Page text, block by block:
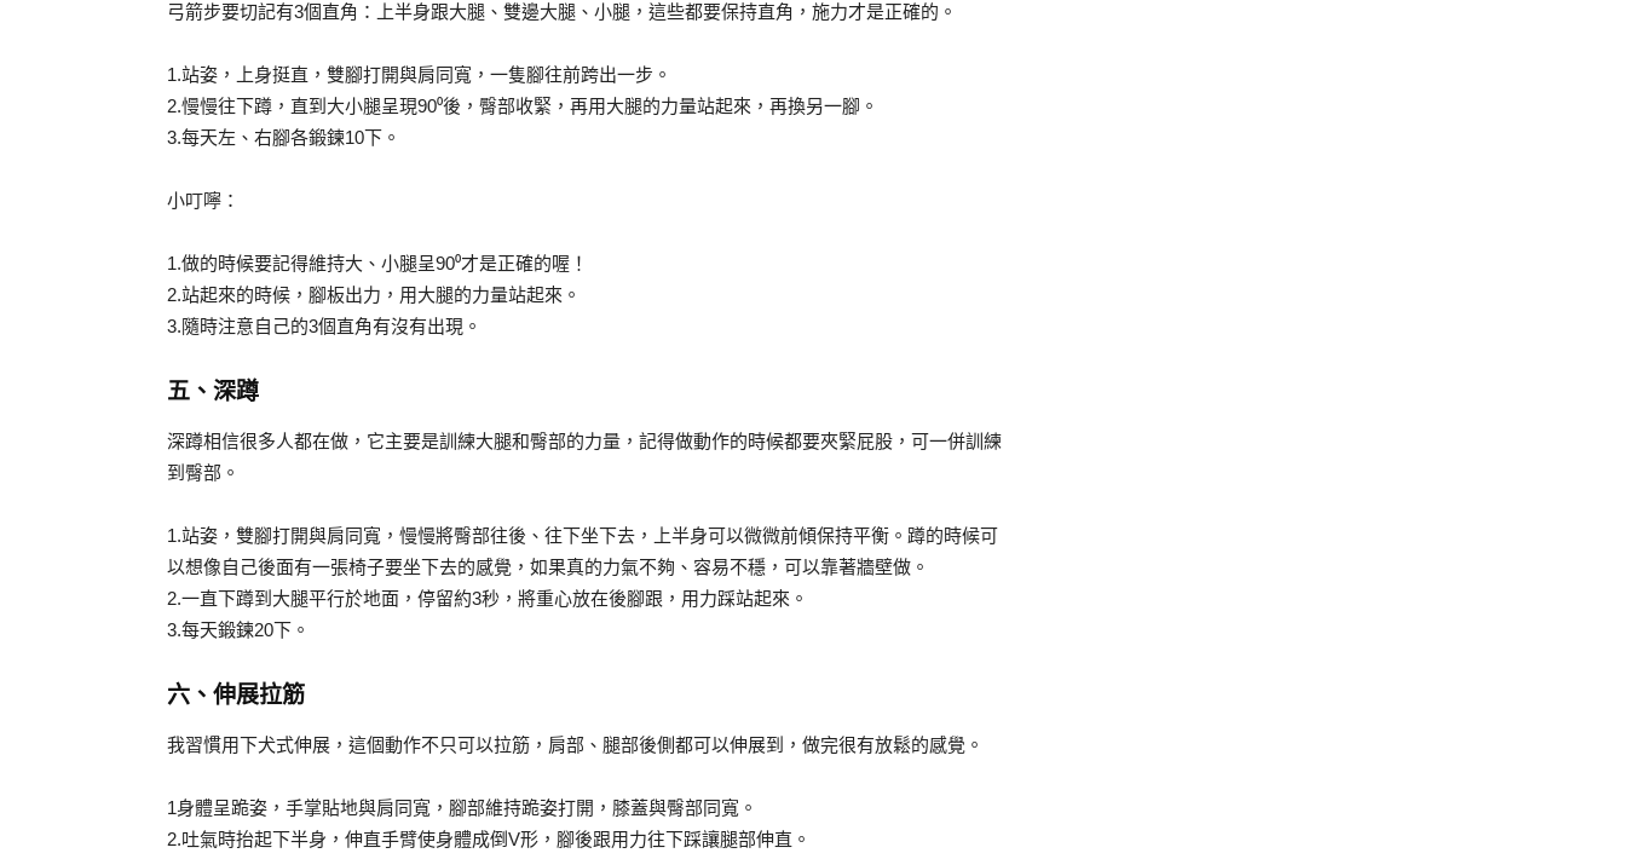
弓箭步要切記有3個直角：上半身跟大腿、雙邊大腿、小腿，這些都要保持直角，施力才是正確的。
1.站姿，上身挺直，雙腳打開與肩同寬，一隻腳往前跨出一步。
2.慢慢往下蹲，直到大小腿呈現90⁰後，臀部收緊，再用大腿的力量站起來，再換另一腳。
3.每天左、右腳各鍛鍊10下。
小叮嚀：
1.做的時候要記得維持大、小腿呈90⁰才是正確的喔！
2.站起來的時候，腳板出力，用大腿的力量站起來。
3.隨時注意自己的3個直角有沒有出現。
五、深蹲
深蹲相信很多人都在做，它主要是訓練大腿和臀部的力量，記得做動作的時候都要夾緊屁股，可一併訓練
到臀部。
1.站姿，雙腳打開與肩同寬，慢慢將臀部往後、往下坐下去，上半身可以微微前傾保持平衡。蹲的時候可
以想像自己後面有一張椅子要坐下去的感覺，如果真的力氣不夠、容易不穩，可以靠著牆壁做。
2.一直下蹲到大腿平行於地面，停留約3秒，將重心放在後腳跟，用力踩站起來。
3.每天鍛鍊20下。
六、伸展拉筋
我習慣用下犬式伸展，這個動作不只可以拉筋，肩部、腿部後側都可以伸展到，做完很有放鬆的感覺。
1身體呈跪姿，手掌貼地與肩同寬，腳部維持跪姿打開，膝蓋與臀部同寬。
2.吐氣時抬起下半身，伸直手臂使身體成倒V形，腳後跟用力往下踩讓腿部伸直。